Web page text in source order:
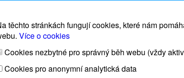
Prodej blahopřání a
těchto stránkách fungují cookies, které nám
Více o cookies
Cookies nezbytné pro správný běh webu (vždy
Cookies pro anonymní analytická data